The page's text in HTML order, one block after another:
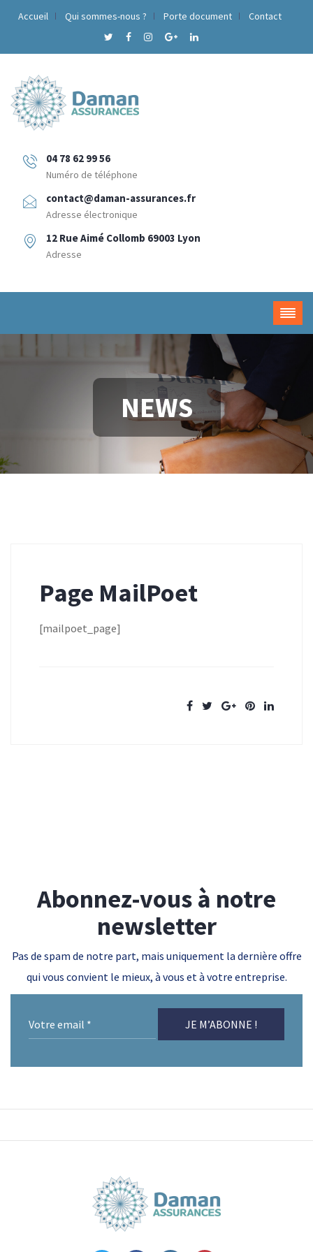
Accueil Qui sommes-nous ? Porte document Contact
04 78 62 99 56
Numéro de téléphone
contact@daman-assurances.fr
Adresse électronique
12 Rue Aimé Collomb 69003 Lyon
Adresse
NEWS
Page MailPoet
[mailpoet_page]
Abonnez-vous à notre
newsletter
Pas de spam de notre part, mais uniquement la dernière offre
qui vous convient le mieux, à vous et à votre entreprise.